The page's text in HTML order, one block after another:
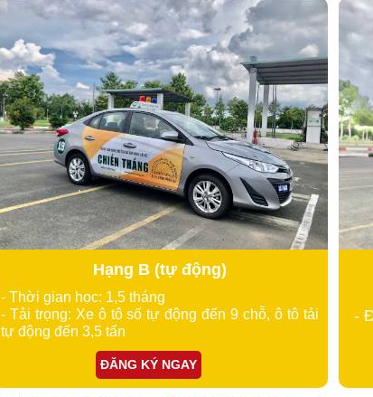
Hạng B (tự động)
- Thời gian học: 1,5 tháng
- Tải trọng: Xe ô tô số tự động đến 9 chỗ, ô tô tải
tự động đến 3,5 tấn
ĐĂNG KÝ NGAY
-